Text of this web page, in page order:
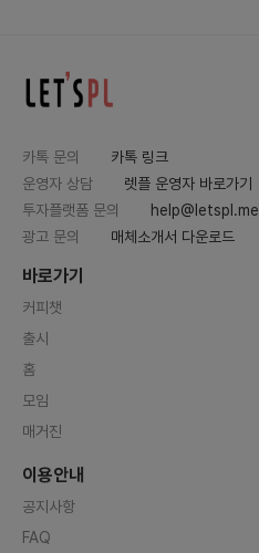
카톡 문의
카톡 링크
운영자 상담
렛플 운영자 바로가기
투자플랫폼 문의
help@letspl.me
광고 문의
매체소개서 다운로드
바로가기
커피챗
출시
홈
모임
매거진
이용안내
공지사항
FAQ